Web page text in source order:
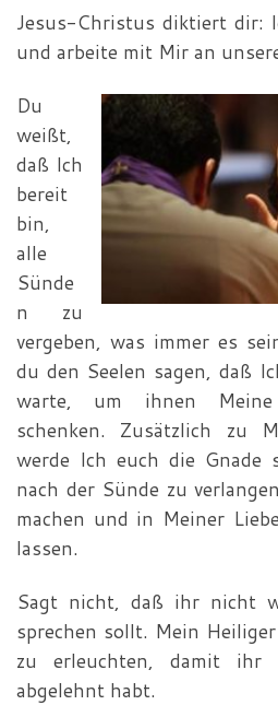
Jesus-Christus diktiert dir:
und ar­beite mit Mir an
Du
weißt,
daß Ich
bereit
bin,
alle
Sünde
n zu
vergeben, was immer es
du den Seelen sagen, daß
warte, um ihnen Meine
schenken. Zusätzlich zu
werde Ich euch die Gnade
nach der Sünde zu
machen und in Meiner
lassen.
Sagt nicht, daß ihr nicht
sprechen sollt. Mein
zu erleuchten, damit
abgelehnt habt.